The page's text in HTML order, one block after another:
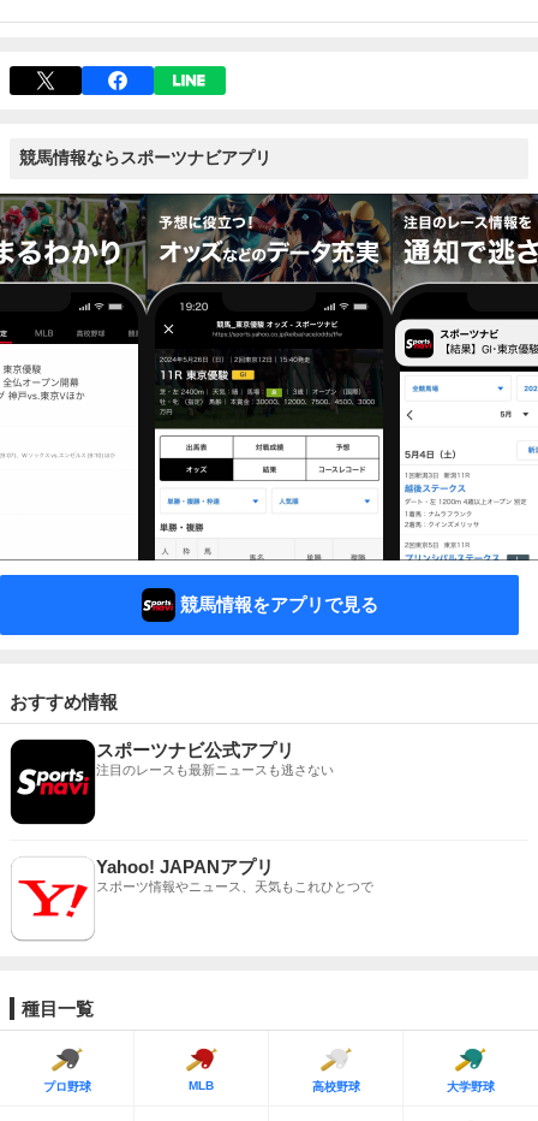
競馬情報ならスポーツナビアプリ
競馬情報をアプリで見る
おすすめ情報
スポーツナビ公式アプリ
注目のレースも最新ニュースも逃さない
Yahoo! JAPANアプリ
スポーツ情報やニュース、天気もこれひとつで
種目一覧
プロ野球 MLB 高校野球 大学野球